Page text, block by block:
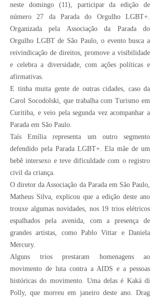
neste domingo (11), participar da edição de
número 27 da Parada do Orgulho LGBT+.
Organizada pela Associação da Parada do
Orgulho LGBT de São Paulo, o evento busca a
reivindicação de direitos, promove a visibilidade
e celebra a diversidade, com ações políticas e
afirmativas.
E tinha muita gente de outras cidades, caso da
Carol Socodolski, que trabalha com Turismo em
Curitiba, e veio pela segunda vez acompanhar a
Parada em São Paulo.
Taís Emília representa um outro segmento
defendido pela Parada LGBT+. Ela mãe de um
bebê intersexo e teve dificuldade com o registro
civil da criança.
O diretor da Associação da Parada em São Paulo,
Matheus Silva, explicou que a edição deste ano
trouxe algumas novidades, nos 19 trios elétricos
espalhados pela avenida, com a presença de
grandes artistas, como Pablo Vittar e Daniela
Mercury.
Alguns trios prestaram homenagens ao
movimento de luta contra a AIDS e a pessoas
históricas do movimento. Uma delas é Kaká di
Polly, que morreu em janeiro deste ano. Drag